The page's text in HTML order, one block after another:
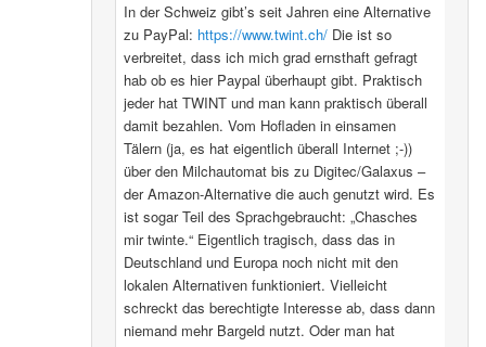
In der Schweiz gibt’s seit Jahren eine Alternative
zu PayPal: https://www.twint.ch/Die ist so
verbreitet, dass ich mich grad ernsthaft gefragt
hab ob es hier Paypal überhaupt gibt. Praktisch
jeder hat TWINT und man kann praktisch überall
damit bezahlen. Vom Hofladen in einsamen
Tälern (ja, es hat eigentlich überall Internet ;-))
über den Milchautomat bis zu Digitec/Galaxus –
der Amazon-Alternative die auch genutzt wird. Es
ist sogar Teil des Sprachgebraucht: „Chasches
mir twinte.“ Eigentlich tragisch, dass das in
Deutschland und Europa noch nicht mit den
lokalen Alternativen funktioniert. Vielleicht
schreckt das berechtigte Interesse ab, dass dann
niemand mehr Bargeld nutzt. Oder man hat